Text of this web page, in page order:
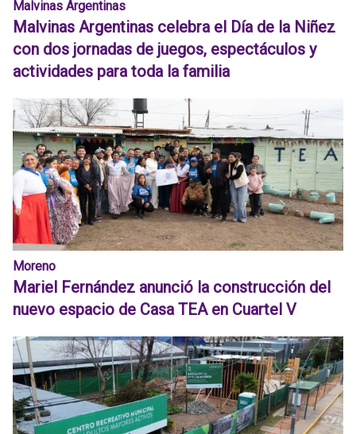
Malvinas Argentinas
Malvinas Argentinas celebra el Día de la Niñez
con dos jornadas de juegos, espectáculos y
actividades para toda la familia
Moreno
Mariel Fernández anunció la construcción del
nuevo espacio de Casa TEA en Cuartel V